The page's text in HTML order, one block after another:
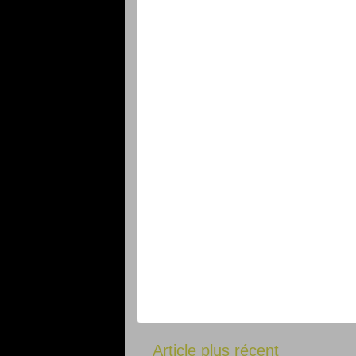
Article plus récent